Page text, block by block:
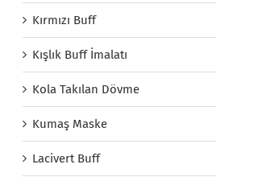
Kırmızı Buff
Kışlık Buff İmalatı
Kola Takılan Dövme
Kumaş Maske
Lacivert Buff